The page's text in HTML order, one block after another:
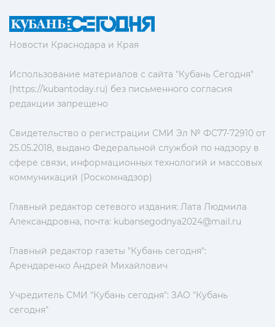
Новости Краснодара и Края
Использование материалов с сайта "Кубань Сегодня"
(https://kubantoday.ru) без письменного согласия
редакции запрещено
Свидетельство о регистрации СМИ Эл № ФС77-72910 от
25.05.2018, выдано Федеральной службой по надзору в
сфере связи, информационных технологий и массовых
коммуникаций (Роскомнадзор)
Главный редактор сетевого издания: Лата Людмила
Александровна, почта: kubansegodnya2024@mail.ru
Главный редактор газеты "Кубань сегодня":
Арендаренко Андрей Михайлович
Учредитель СМИ "Кубань сегодня": ЗАО "Кубань
сегодня"